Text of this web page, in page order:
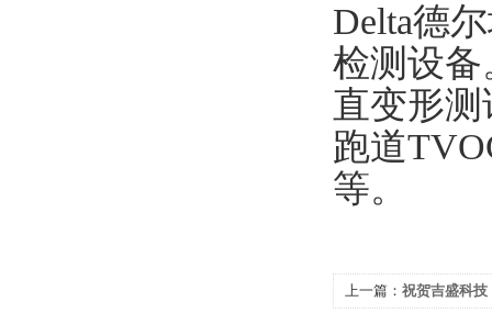
Delta德
检测设
直变形
跑道
等。
上一篇： 祝贺吉盛科技